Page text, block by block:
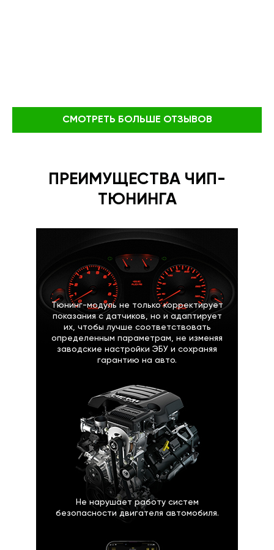
СМОТРЕТЬ БОЛЬШЕ ОТЗЫВОВ
ПРЕИМУЩЕСТВА ЧИП-
ТЮНИНГА
Тюнинг-модуль не только корректирует
показания с датчиков, но и адаптирует
их, чтобы лучше соответствовать
определенным параметрам, не изменяя
заводские настройки ЭБУ и сохраняя
гарантию на авто.
Не нарушает работу систем
безопасности двигателя автомобиля.